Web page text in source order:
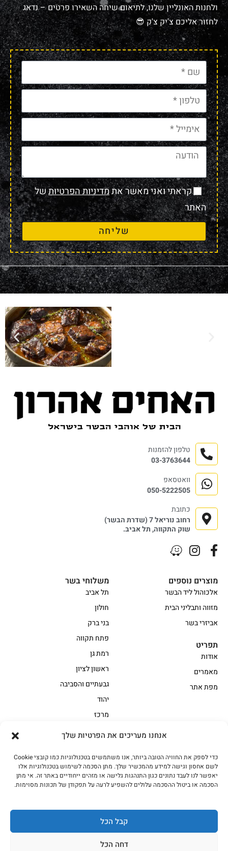
אנחנו מעריכים את הפרטיות שלך
כדי לספק את החוויה הטובה ביותר, אנו משתמשים בטכנולוגיות כמו קובצי Cookie
לשם אחסון וגישה למידע מהמכשיר שלך. מתן הסכמה לשימוש בטכנולוגיות אלו
יאפשר לנו לעבד נתונים כגון התנהגות גלישה או מזהים ייחודיים באתר זה. אי מתן
הסכמה או ביטול ההסכמה עלולים להשפיע לרעה על תפקודן של תכונות מסוימות.
קבל הכל
דחה הכל
ולחנות האונליין שלנו, לתיאום שיחה השאירו פרטים – נדאג
לחזור אליכם צ'יק צ'ק 😎
קראתי ואני מאשר אתמדיניות הפרטיותשל
האתר
שליחה
אווז
בשר בקר משובח
בשר בקר עגלה משובח
בשר למעשנת
הודו
חלקים אחוריים
מיוחדי מסורת1
נתחי פנים
עוף
משלוחי בשר
תל אביב
חולון
בני ברק
פתח תקווה
רמת גן
ראשון לציון
גבעתיים והסביבה
יהוד
מרכז
מוצרים נוספים
אלכוהול ליד הבשר
מזווה ותבליני הבית
אביזרי בשר
תפריט
אודות
מאמרים
מפת אתר
טלפון להזמנות
03-3763644
וואטסאפ
050-5222505
כתובת
רחוב נוריאל 7 (שדרת הבשר)
שוק התקווה, תל אביב.